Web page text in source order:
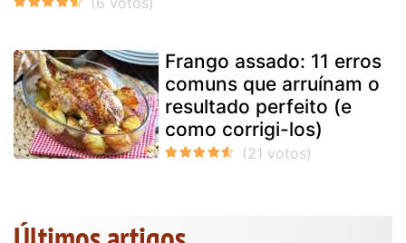
Frango assado: 11 erros
comuns que arruínam o
resultado perfeito (e
como corrigi-los)